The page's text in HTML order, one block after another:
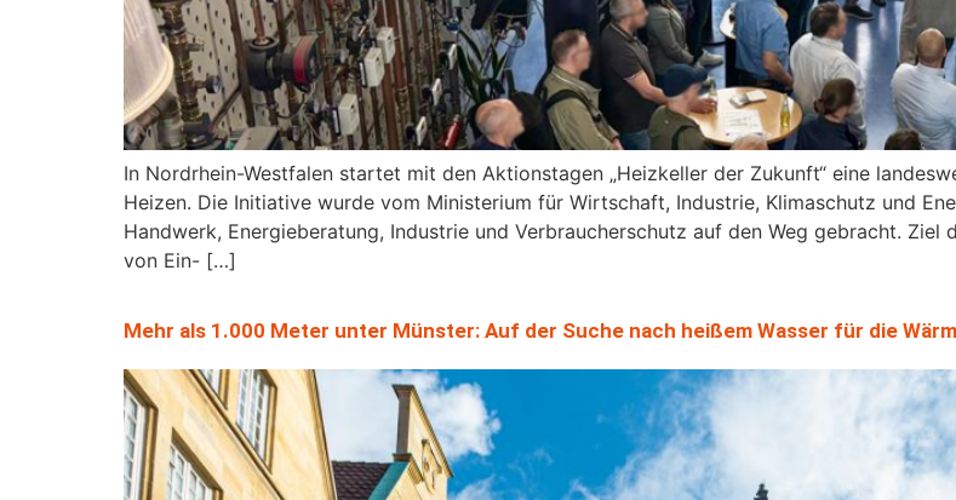
In Nordrhein-Westfalen startet mit den Aktionstagen „Heizkeller der Zukunft“ eine
Heizen. Die Initiative wurde vom Ministerium für Wirtschaft, Industrie, Klimaschutz und
Handwerk, Energieberatung, Industrie und Verbraucherschutz auf den Weg gebracht.
von Ein- […]
Mehr als 1.000 Meter unter Münster: Auf der Suche nach heißem Wasser für die